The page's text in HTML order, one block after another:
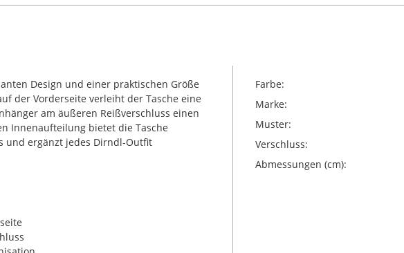
Design und einer praktischen Größe
der Vorderseite verleiht der Tasche eine
am äußeren Reißverschluss einen
Innenaufteilung bietet die Tasche
und ergänzt jedes Dirndl-Outfit
Farbe:
Marke:
Muster:
Verschluss:
Abmessungen (cm):